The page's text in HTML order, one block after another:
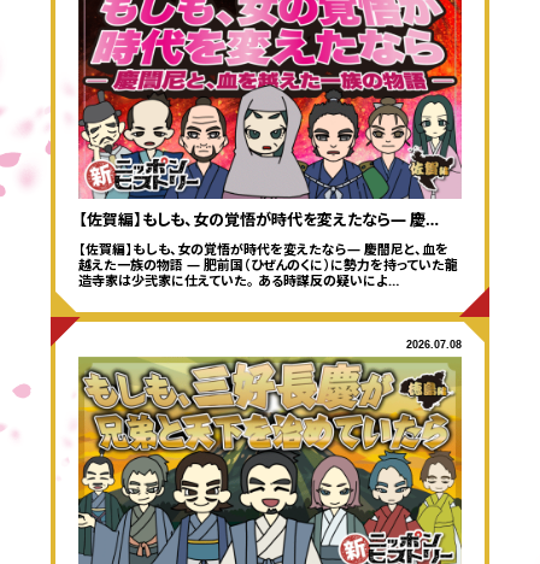
【佐賀編】もしも、女の覚悟が時代を変えたなら― 慶…
【佐賀編】もしも、女の覚悟が時代を変えたなら― 慶誾尼と、血を
越えた一族の物語 ― 肥前国（ひぜんのくに）に勢力を持っていた龍
造寺家は少弐家に仕えていた。 ある時謀反の疑いによ…
2026.07.08